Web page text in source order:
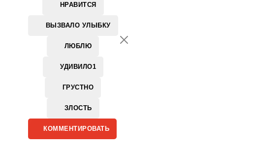
НРАВИТСЯ
ВЫЗВАЛО УЛЫБКУ
ЛЮБЛЮ
УДИВИЛО1
ГРУСТНО
ЗЛОСТЬ
КОММЕНТИРОВАТЬ